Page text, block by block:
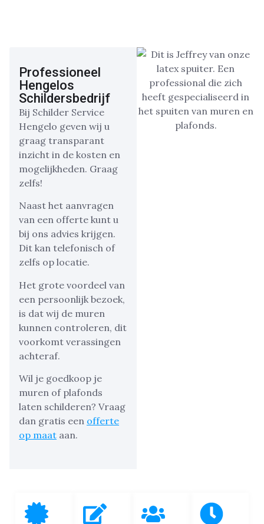
Professioneel
Hengelos
Schildersbedrijf
Bij Schilder Service
Hengelo geven wij u
graag transparant
inzicht in de kosten en
mogelijkheden. Graag
zelfs!
Naast het aanvragen
van een offerte kunt u
bij ons advies krijgen.
Dit kan telefonisch of
zelfs op locatie.
Het grote voordeel van
een persoonlijk bezoek,
is dat wij de muren
kunnen controleren, dit
voorkomt verassingen
achteraf.
Wil je goedkoop je
muren of plafonds
laten schilderen? Vraag
dan gratis een offerte
op maat aan.